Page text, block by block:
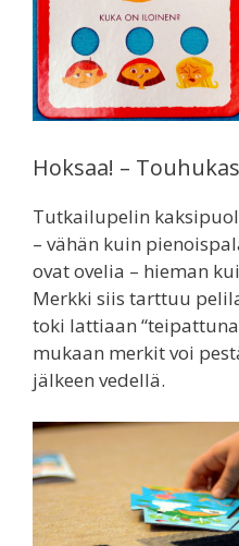
Hoksaa! –
Tutkailupelin
– vähän kuin
ovat ovelia – hieman
Merkki siis tarttuu
toki lattiaan
mukaan merkit voi
jälkeen vedellä.